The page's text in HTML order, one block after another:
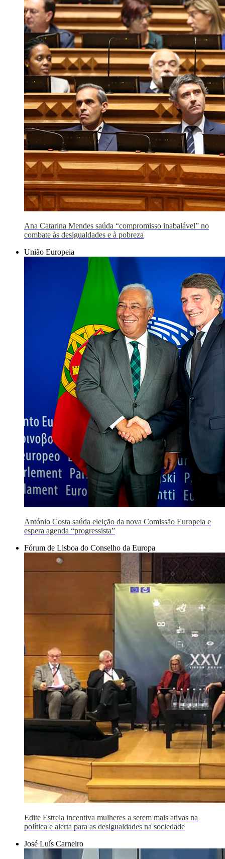
Ana Catarina Mendes saúda “compromisso inabalável” no
combate às desigualdades e à pobreza
União Europeia
António Costa saúda eleição da nova Comissão Europeia e
espera agenda “progressista”
Fórum de Lisboa do Conselho da Europa
Edite Estrela incentiva mulheres a serem mais ativas na
política e alerta para as desigualdades na sociedade
José Luís Carneiro